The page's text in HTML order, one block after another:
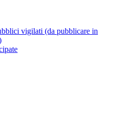
vigilati (da pubblicare in